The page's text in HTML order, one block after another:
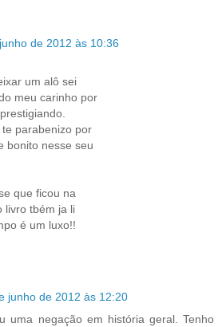
de 2012 às 10:36
um alô sei
meu carinho por
parabenizo por
bonito nesse seu
que ficou na
livro tbém ja li
é um luxo!!
junho de 2012 às 12:20
uma negação em história geral. Tenho